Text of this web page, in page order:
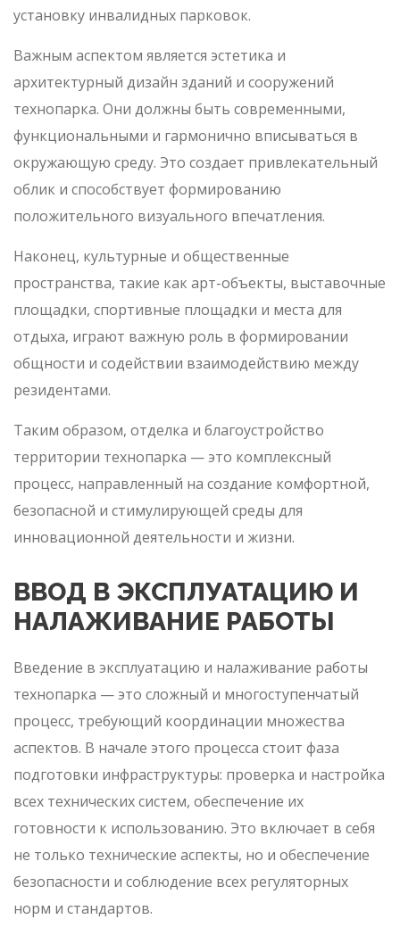
установку инвалидных парковок.
Важным аспектом является эстетика и
архитектурный дизайн зданий и сооружений
технопарка. Они должны быть современными,
функциональными и гармонично вписываться в
окружающую среду. Это создает привлекательный
облик и способствует формированию
положительного визуального впечатления.
Наконец, культурные и общественные
пространства, такие как арт-объекты, выставочные
площадки, спортивные площадки и места для
отдыха, играют важную роль в формировании
общности и содействии взаимодействию между
резидентами.
Таким образом, отделка и благоустройство
территории технопарка — это комплексный
процесс, направленный на создание комфортной,
безопасной и стимулирующей среды для
инновационной деятельности и жизни.
ВВОД В ЭКСПЛУАТАЦИЮ И
НАЛАЖИВАНИЕ РАБОТЫ
Введение в эксплуатацию и налаживание работы
технопарка — это сложный и многоступенчатый
процесс, требующий координации множества
аспектов. В начале этого процесса стоит фаза
подготовки инфраструктуры: проверка и настройка
всех технических систем, обеспечение их
готовности к использованию. Это включает в себя
не только технические аспекты, но и обеспечение
безопасности и соблюдение всех регуляторных
норм и стандартов.